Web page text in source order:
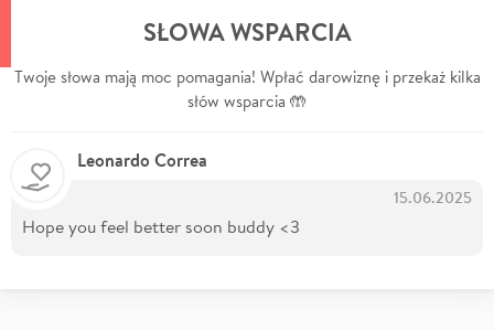
SŁOWA WSPARCIA
Twoje słowa mają moc pomagania! Wpłać darowiznę i przekaż kilka
słów wsparcia 🤲
Leonardo Correa
15.06.2025
Hope you feel better soon buddy <3